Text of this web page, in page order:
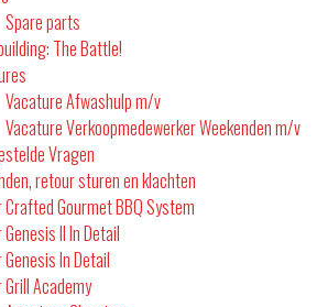
Spare parts
The Battle!
Vacature Afwashulp m/v
Vacature Verkoopmedewerker Weekenden m/v
Vragen
retour sturen en klachten
Crafted Gourmet BBQ System
II In Detail
Genesis In Detail
Grill Academy